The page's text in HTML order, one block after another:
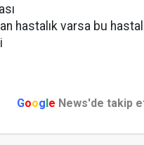
hastalık varsa bu
Google News'de takip